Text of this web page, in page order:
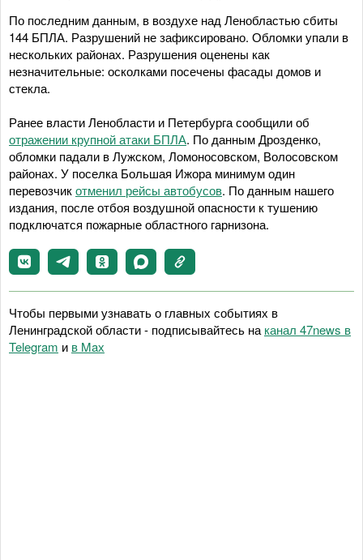
По последним данным, в воздухе над Ленобластью сбиты
144 БПЛА. Разрушений не зафиксировано. Обломки упали в
нескольких районах. Разрушения оценены как
незначительные: осколками посечены фасады домов и
стекла.
Ранее власти Ленобласти и Петербурга сообщили об
отражении крупной атаки БПЛА. По данным Дрозденко,
обломки падали в Лужском, Ломоносовском, Волосовском
районах. У поселка Большая Ижора минимум один
перевозчикотменил рейсы автобусов. По данным нашего
издания, после отбоя воздушной опасности к тушению
подключатся пожарные областного гарнизона.
Чтобы первыми узнавать о главных событиях в
Ленинградской области - подписывайтесь на канал 47news в
Telegram и в Maх